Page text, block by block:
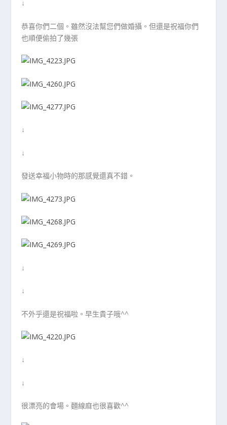
↓
恭喜你們二個。雖然沒法幫您們做婚攝。但還是祝福你們
也順便偷拍了幾張
↓
↓
發送幸福小物時的那感覺還真不錯。
↓
↓
不外乎還是祝福啦。早生貴子哦^^
↓
↓
很漂亮的會場。麵線麻也很喜歡^^